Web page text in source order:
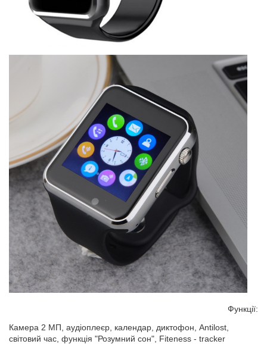
Функції:
Камера 2 МП, аудіоплеєр, календар, диктофон, Antilost,
світовий час, функція "Розумний сон", Fiteness - tracker